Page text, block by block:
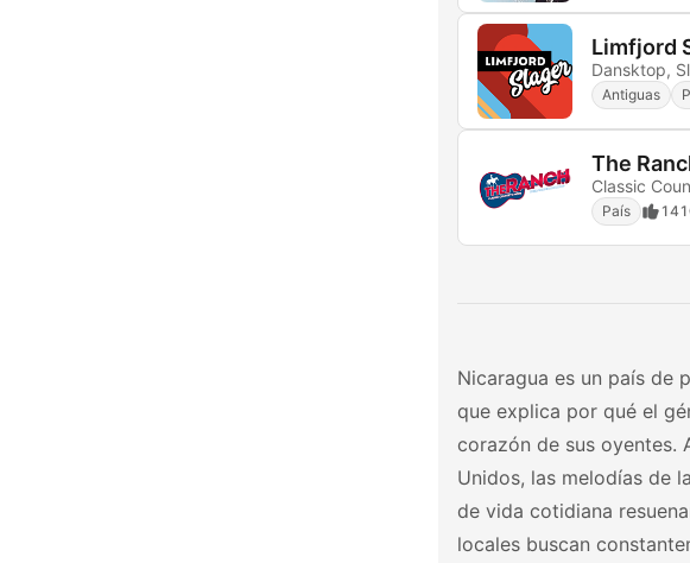
Limfjord
Dansktop,
Antiguas
The
Classic
País 141
Nicaragua es un país de
que explica por qué el
corazón de sus oyentes.
Unidos, las melodías de
de vida cotidiana
locales buscan